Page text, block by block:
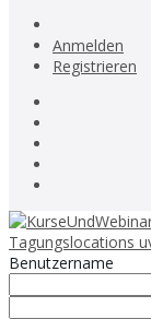
Anmelden
Registrieren
Benutzername